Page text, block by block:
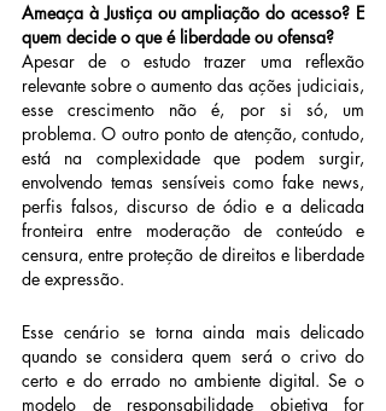
Ameaça à Justiça ou ampliação do acesso? E
quem decide o que é liberdade ou ofensa?
Apesar de o estudo trazer uma reflexão
relevante sobre o aumento das ações judiciais,
esse crescimento não é, por si só, um
problema. O outro ponto de atenção, contudo,
está na complexidade que podem surgir,
envolvendo temas sensíveis como fake news,
perfis falsos, discurso de ódio e a delicada
fronteira entre moderação de conteúdo e
censura, entre proteção de direitos e liberdade
de expressão.
Esse cenário se torna ainda mais delicado
quando se considera quem será o crivo do
certo e do errado no ambiente digital. Se o
modelo de responsabilidade objetiva for